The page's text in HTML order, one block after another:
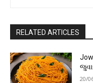
RELATED ARTICLES
20/